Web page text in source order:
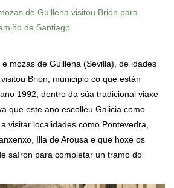
de Guillena visitou Brión para
de Santiago
mozas de Guillena (Sevilla), de idades
Brión, municipio co que están
1992, dentro da súa tradicional viaxe
que este ano escolleu Galicia como
visitar localidades como Pontevedra,
Illa de Arousa e que hoxe os
saíron para completar un tramo do